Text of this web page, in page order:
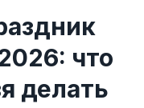
что
делать